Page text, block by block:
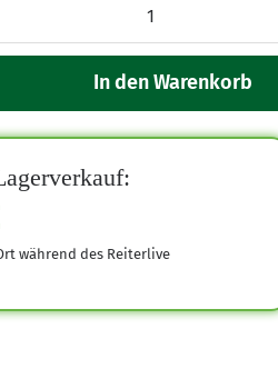
In den Warenkorb
während des Reiterlive